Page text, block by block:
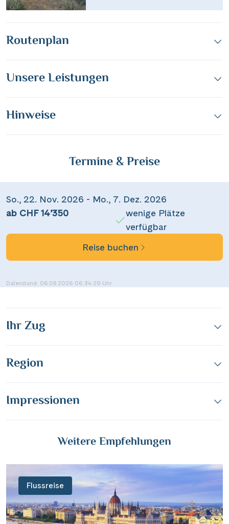
Teile diese Reise
Explorer
Facebook
WhatsApp
per E-Mail senden
Routenplan
Unsere Leistungen
Hinweise
Termine & Preise
So., 22. Nov. 2026 - Mo., 7. Dez. 2026
ab CHF 14’350
wenige Plätze
verfügbar
Reise buchen
Datenstand: 06.08.2026 06:34:29 Uhr
Ihr Zug
Region
Impressionen
Weitere Empfehlungen
Flussreise
Dieser Inhalt wird von einem Drittanbieter gehostet. Durch das Zeigen der
Video anzeigen Nicht erneut fragen